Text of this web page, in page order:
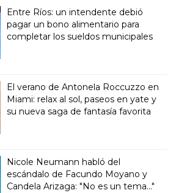
Entre Ríos: un intendente debió
pagar un bono alimentario para
completar los sueldos municipales
El verano de Antonela Roccuzzo en
Miami: relax al sol, paseos en yate y
su nueva saga de fantasía favorita
Nicole Neumann habló del
escándalo de Facundo Moyano y
Candela Arizaga: "No es un tema..."